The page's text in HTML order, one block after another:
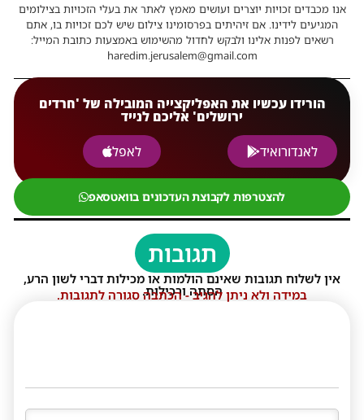
אנו מכבדים זכויות יוצרים ועושים מאמץ לאתר את בעלי הזכויות בצילומים
המגיעים לידינו. אם זיהיתים בפרסומינו צילום שיש לכם זכויות בו, אתם
רשאים לפנות אלינו ולבקש לחדול מהשימוש באמצעות כתובת המייל:
haredim.jerusalem@gmail.com
הורידו עכשיו את האפליקצייה המובילה של 'חרדים
ירושלים' אליכם לנייד
לאנדורואיד
לאפל
להצטרפות לקבוצת העדכונים בוואטסאפ
תגובות
אין לשלוח תגובות שאינם הולמות או מכילות דברי לשון הרע,
הסתה ורכילות.
במידה ולא ניתן להגיב - הכתבה סגורה לתגובות.